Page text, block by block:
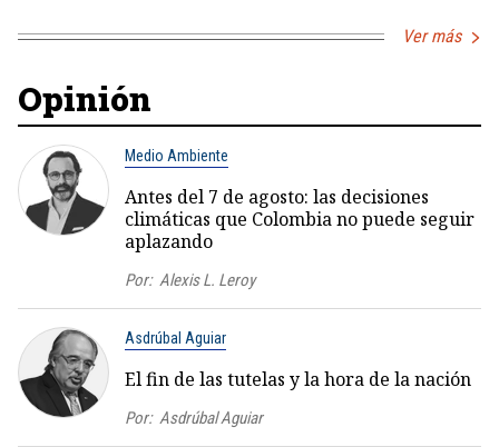
Ver más
Opinión
Medio Ambiente
Antes del 7 de agosto: las decisiones
climáticas que Colombia no puede seguir
aplazando
Por: Alexis L. Leroy
Asdrúbal Aguiar
El fin de las tutelas y la hora de la nación
Por: Asdrúbal Aguiar